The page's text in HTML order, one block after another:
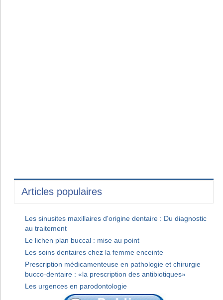
Articles populaires
Les sinusites maxillaires d'origine dentaire : Du diagnostic
au traitement
Le lichen plan buccal : mise au point
Les soins dentaires chez la femme enceinte
Prescription médicamenteuse en pathologie et chirurgie
bucco-dentaire : «la prescription des antibiotiques»
Les urgences en parodontologie